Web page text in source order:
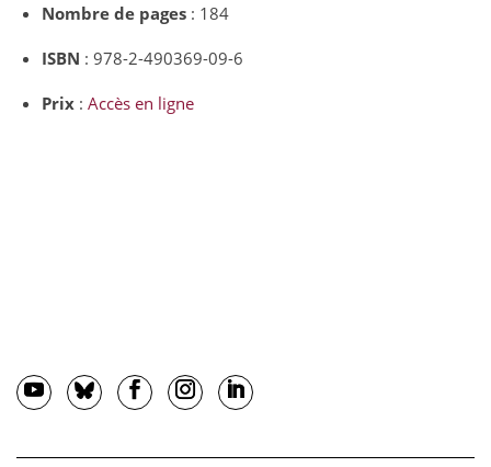
Nombre de pages : 184
ISBN : 978-2-490369-09-6
Prix :Accès en ligne